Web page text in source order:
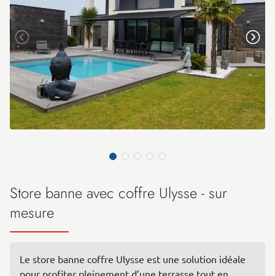
Store banne avec coffre Ulysse - sur
mesure
Le store banne coffre Ulysse est une solution idéale